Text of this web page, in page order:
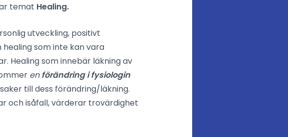
temat Healing.
utveckling, positivt
som inte kan vara
Healing som innebär läkning av
enförändring i fysiologin
till dess förändring/läkning.
och isåfall, värderar trovärdighet